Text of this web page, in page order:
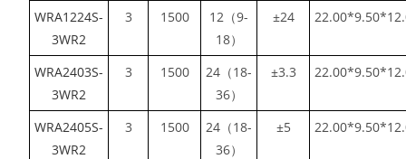
WRA1224S-
3WR2
3 1500
12（9-
18）
±24
WRA2403S-
3WR2
3 1500
24（18-
36）
±3.3
WRA2405S-
3WR2
3 1500
24（18-
36）
±5